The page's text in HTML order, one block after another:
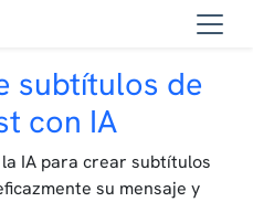
subtítulos de
con IA
IA para crear subtítulos
su mensaje y